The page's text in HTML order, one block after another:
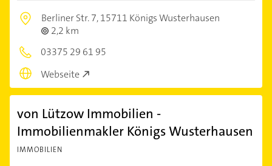
Berliner Str. 7,15711 Königs Wusterhausen
2,2 km
03375 29 61 95
Webseite
von Lützow Immobilien -
Immobilienmakler Königs Wusterhausen
IMMOBILIEN